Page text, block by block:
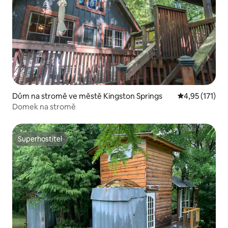
Dům na stromě ve městě Kingston Springs Průměrné
4,95 (171)
Domek na stromě
Superhostitel
Superhostitel